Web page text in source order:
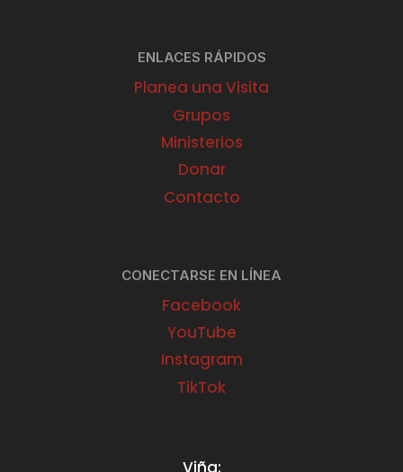
ENLACES RÁPIDOS
Planea una Visita
Grupos
Ministerios
Donar
Contacto
CONECTARSE EN LÍNEA
Facebook
YouTube
Instagram
TikTok
Viña: